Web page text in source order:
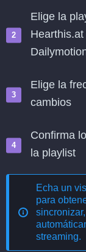
Elige la
Elige la
cambios
Confirma
la playlist
Echa un
para
streaming.